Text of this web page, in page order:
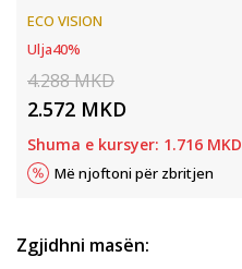
ECO VISION
Ulja40%
4.288MKD
2.572 MKD
Shuma e kursyer: 1.716 MKD
Më njoftoni për zbritjen
Zgjidhni masën: